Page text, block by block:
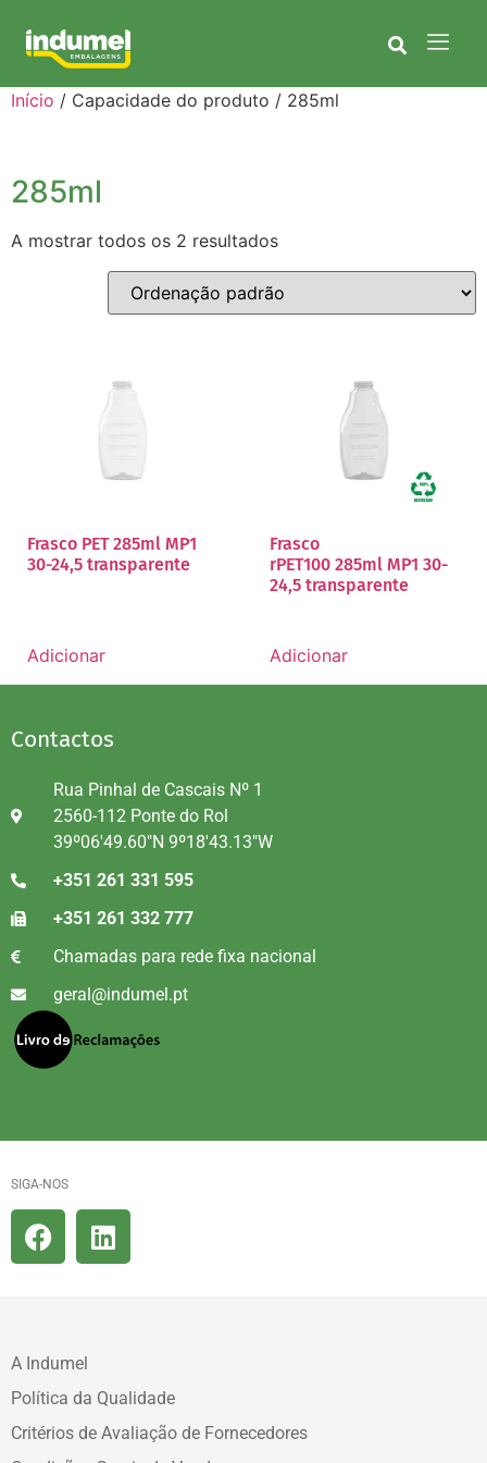
Início / Capacidade do produto / 285ml
285ml
A mostrar todos os 2 resultados
Frasco PET 285ml MP1
30-24,5 transparente
Adicionar
Frasco
rPET100 285ml MP1 30-
24,5 transparente
Adicionar
Contactos
Rua Pinhal de Cascais Nº 1
2560-112 Ponte do Rol
39º06'49.60"N 9º18'43.13"W
+351 261 331 595
+351 261 332 777
Chamadas para rede fixa nacional
geral@indumel.pt
SIGA-NOS
A Indumel
Política da Qualidade
Critérios de Avaliação de Fornecedores